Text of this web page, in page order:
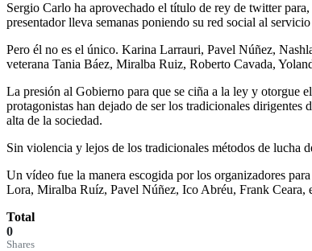
Sergio Carlo ha aprovechado el título de rey de twitter
presentador lleva semanas poniendo su red social al
Pero él no es el único. Karina Larrauri, Pavel Núñez,
veterana Tania Báez, Miralba Ruiz, Roberto Cavada,
La presión al Gobierno para que se ciña a la ley y otorgue
protagonistas han dejado de ser los tradicionales dirigentes
alta de la sociedad.
Sin violencia y lejos de los tradicionales métodos de lucha
Un vídeo fue la manera escogida por los organizadores
Lora, Miralba Ruíz, Pavel Núñez, Ico Abréu, Frank Ceara,
Total
0
Shares